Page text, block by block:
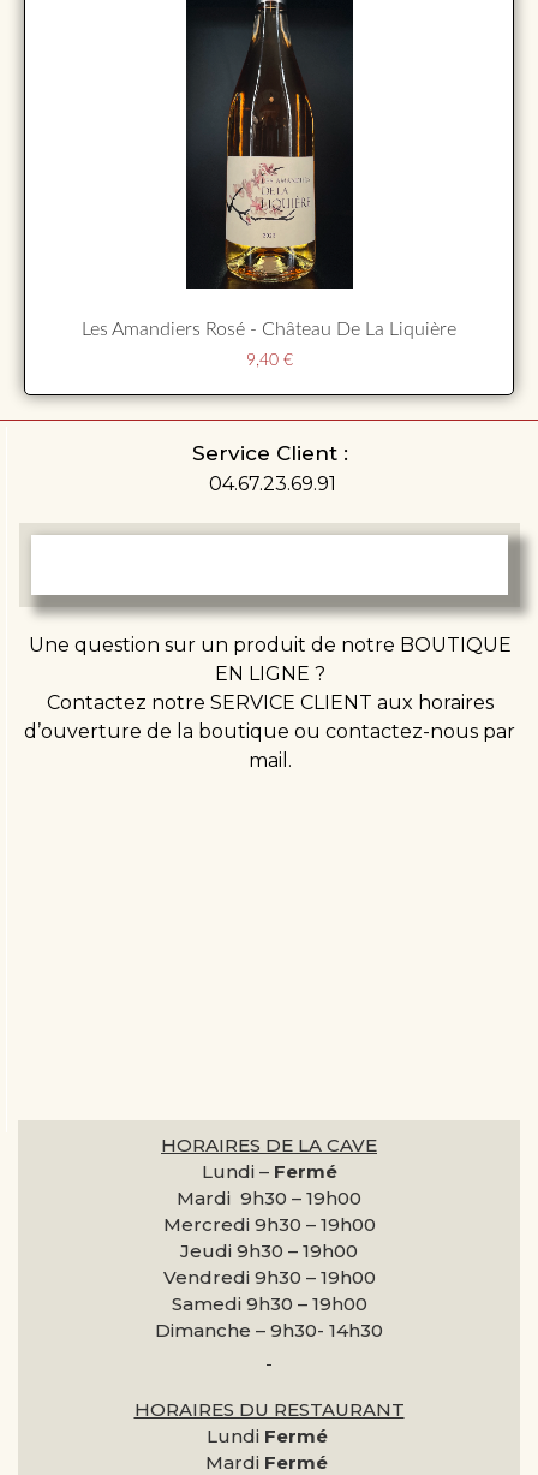
Les Amandiers Rosé - Château De La Liquière
9,40 €
HORAIRES DE LA CAVE
Lundi – Fermé
Mardi 9h30 – 19h00
Mercredi 9h30 – 19h00
Jeudi 9h30 – 19h00
Vendredi 9h30 – 19h00
Samedi 9h30 – 19h00
Dimanche – 9h30- 14h30
HORAIRES DU RESTAURANT
Lundi Fermé
Mardi Fermé
Une question sur un produit de notre BOUTIQUE
EN LIGNE ?
Contactez notre SERVICE CLIENT aux horaires
d’ouverture de la boutique ou contactez-nous par
mail.
Service Client :
04.67.23.69.91